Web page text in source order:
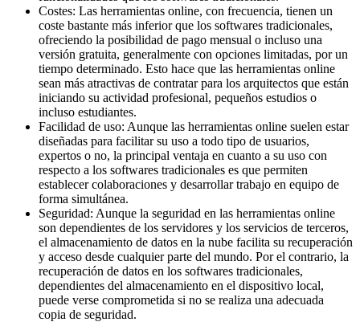
Costes: Las herramientas online, con frecuencia, tienen un
coste bastante más inferior que los softwares tradicionales,
ofreciendo la posibilidad de pago mensual o incluso una
versión gratuita, generalmente con opciones limitadas, por un
tiempo determinado. Esto hace que las herramientas online
sean más atractivas de contratar para los arquitectos que están
iniciando su actividad profesional, pequeños estudios o
incluso estudiantes.
Facilidad de uso: Aunque las herramientas online suelen estar
diseñadas para facilitar su uso a todo tipo de usuarios,
expertos o no, la principal ventaja en cuanto a su uso con
respecto a los softwares tradicionales es que permiten
establecer colaboraciones y desarrollar trabajo en equipo de
forma simultánea.
Seguridad: Aunque la seguridad en las herramientas online
son dependientes de los servidores y los servicios de terceros,
el almacenamiento de datos en la nube facilita su recuperación
y acceso desde cualquier parte del mundo. Por el contrario, la
recuperación de datos en los softwares tradicionales,
dependientes del almacenamiento en el dispositivo local,
puede verse comprometida si no se realiza una adecuada
copia de seguridad.